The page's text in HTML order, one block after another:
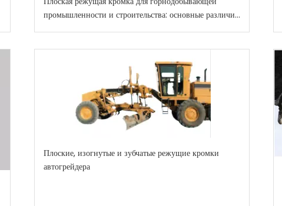
промышленности и строительства: основные различия
Плоские, изогнутые и зубчатые режущие кромки
автогрейдера